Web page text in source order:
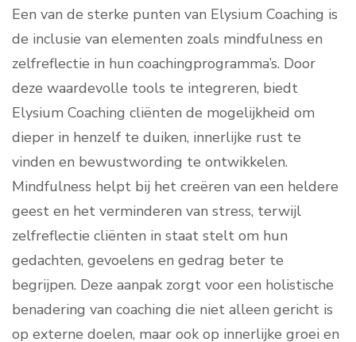
Een van de sterke punten van Elysium Coaching is
de inclusie van elementen zoals mindfulness en
zelfreflectie in hun coachingprogramma’s. Door
deze waardevolle tools te integreren, biedt
Elysium Coaching cliënten de mogelijkheid om
dieper in henzelf te duiken, innerlijke rust te
vinden en bewustwording te ontwikkelen.
Mindfulness helpt bij het creëren van een heldere
geest en het verminderen van stress, terwijl
zelfreflectie cliënten in staat stelt om hun
gedachten, gevoelens en gedrag beter te
begrijpen. Deze aanpak zorgt voor een holistische
benadering van coaching die niet alleen gericht is
op externe doelen, maar ook op innerlijke groei en